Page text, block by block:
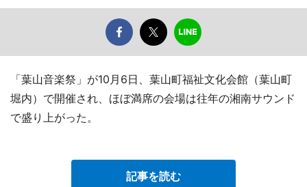
「葉山音楽祭」が10月6日、葉山町福祉文化会館（葉山町
堀内）で開催され、ほぼ満席の会場は往年の湘南サウンド
で盛り上がった。
記事を読む